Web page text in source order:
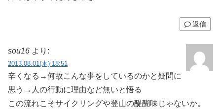
返信
sou16 より:
2013.08.01(木) 18:51
辛くなる→何故こんな事をしているのかと疑問に
思う→人の行動に理由など無いと悟る
この流れこそサイクリングや登山の醍醐味じゃないか。